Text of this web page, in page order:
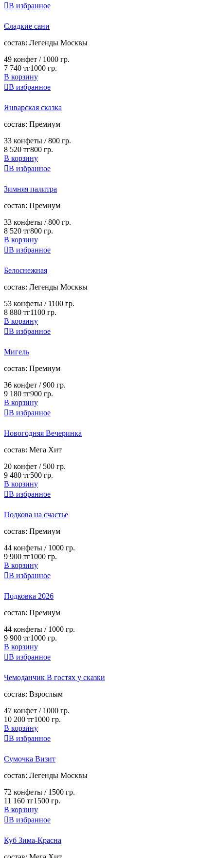
В избранное
Сладкие сани
cостав: Легенды Москвы
49 конфет / 1000 гр.
7 740 тг1000 гр.
В корзину
В избранное
Январская сказка
cостав: Премиум
33 конфеты /800 гр.
8 520 тг800 гр.
В корзину
В избранное
Зимняя палитра
cостав: Премиум
33 конфеты /800 гр.
8 520 тг800 гр.
В корзину
В избранное
Белоснежная
cостав: Легенды Москвы
53 конфеты / 1100 гр.
8 880 тг1100 гр.
В корзину
В избранное
Мигель
cостав: Премиум
36 конфет /900 гр.
9 180 тг900 гр.
В корзину
В избранное
Новогодняя Вечеринка
cостав: Мега Хит
20 конфет / 500 гр.
9 480 тг500 гр.
В корзину
В избранное
Подкова на счастье
cостав: Премиум
44 конфеты / 1000 гр.
9 900 тг1000 гр.
В корзину
В избранное
Подковка 2026
cостав: Премиум
44 конфеты / 1000 гр.
9 900 тг1000 гр.
В корзину
В избранное
Чемоданчик В гостях у сказки
cостав: Взрослым
47 конфет / 1000 гр.
10 200 тг1000 гр.
В корзину
В избранное
Сумочка Визит
cостав: Легенды Москвы
72 конфеты / 1500 гр.
11 160 тг1500 гр.
В корзину
В избранное
Куб Зима-Красна